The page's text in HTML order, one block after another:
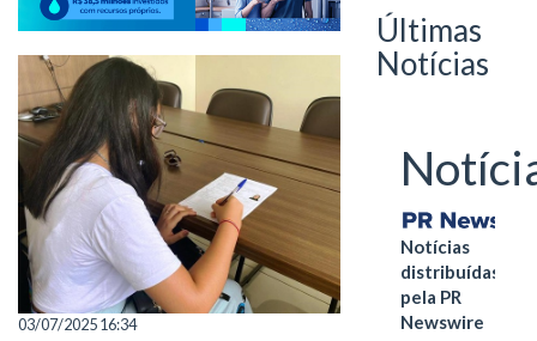
03/07/2025 16:34
Últimas
Notícias
Notícias
distribuídas
pela PR
Newswire